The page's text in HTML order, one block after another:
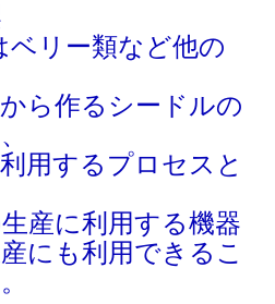
ベリー類など他の
ら作るシードルの
用するプロセスと
産に利用する機器
にも利用できるこ